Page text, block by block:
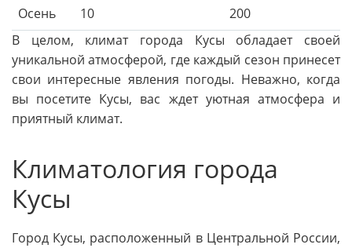
Осень
10
200
В целом, климат города Кусы обладает своей
уникальной атмосферой, где каждый сезон принесет
свои интересные явления погоды. Неважно, когда
вы посетите Кусы, вас ждет уютная атмосфера и
приятный климат.
Климатология города
Кусы
Город Кусы, расположенный в Центральной России,